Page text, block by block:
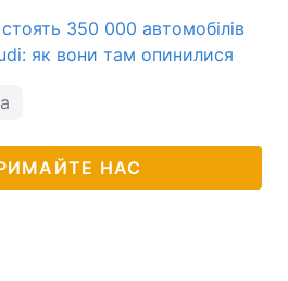
350 000 автомобілів
як вони там опинилися
НАС